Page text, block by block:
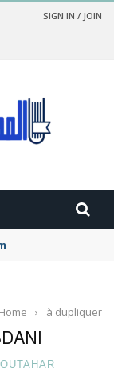
SIGN IN / JOIN
Home › à dupliquer